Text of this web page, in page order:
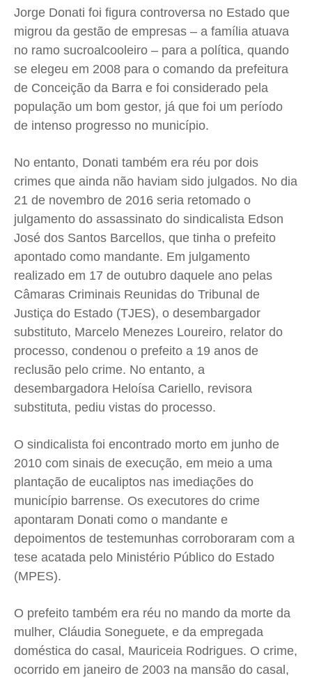
Jorge Donati foi figura controversa no Estado que
migrou da gestão de empresas – a família atuava
no ramo sucroalcooleiro – para a política, quando
se elegeu em 2008 para o comando da prefeitura
de Conceição da Barra e foi considerado pela
população um bom gestor, já que foi um período
de intenso progresso no município.
No entanto, Donati também era réu por dois
crimes que ainda não haviam sido julgados. No dia
21 de novembro de 2016 seria retomado o
julgamento do assassinato do sindicalista Edson
José dos Santos Barcellos, que tinha o prefeito
apontado como mandante. Em julgamento
realizado em 17 de outubro daquele ano pelas
Câmaras Criminais Reunidas do Tribunal de
Justiça do Estado (TJES), o desembargador
substituto, Marcelo Menezes Loureiro, relator do
processo, condenou o prefeito a 19 anos de
reclusão pelo crime. No entanto, a
desembargadora Heloísa Cariello, revisora
substituta, pediu vistas do processo.
O sindicalista foi encontrado morto em junho de
2010 com sinais de execução, em meio a uma
plantação de eucaliptos nas imediações do
município barrense. Os executores do crime
apontaram Donati como o mandante e
depoimentos de testemunhas corroboraram com a
tese acatada pelo Ministério Público do Estado
(MPES).
O prefeito também era réu no mando da morte da
mulher, Cláudia Soneguete, e da empregada
doméstica do casal, Mauriceia Rodrigues. O crime,
ocorrido em janeiro de 2003 na mansão do casal,